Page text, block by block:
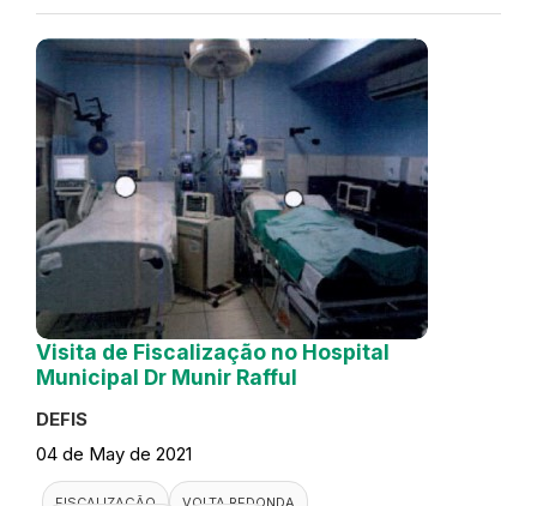
Visita de Fiscalização no Hospital
Municipal Dr Munir Rafful
DEFIS
04 de May de 2021
FISCALIZAÇÃO VOLTA REDONDA